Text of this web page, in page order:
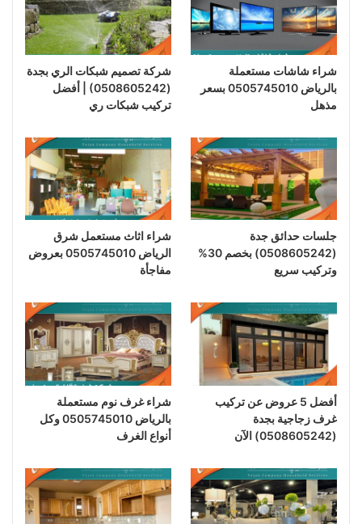
شراء شاشات مستعملة
بالرياض 0505745010 بسعر
مذهل
شركة تصميم شبكات الري بجدة
(0508605242) | أفضل
تركيب شبكات ري
جلسات حدائق جدة
(0508605242) بخصم 30%
وتركيب سريع
شراء اثاث مستعمل شرق
الرياض 0505745010 بعروض
مفاجأة
أفضل 5 عروض عن تركيب
غرف زجاجية بجدة
(0508605242) الآن
شراء غرف نوم مستعملة
بالرياض 0505745010 وكل
أنواع الغرف